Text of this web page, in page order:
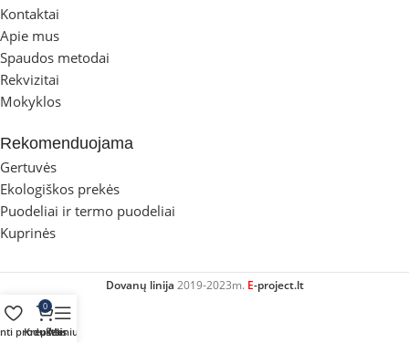
Kontaktai
Apie mus
Spaudos metodai
Rekvizitai
Mokyklos
Rekomenduojama
Gertuvės
Ekologiškos prekės
Puodeliai ir termo puodeliai
Kuprinės
Dovanų linija 2019-2023m. E-project.lt
produktai
0
Krepšelis
Meniu